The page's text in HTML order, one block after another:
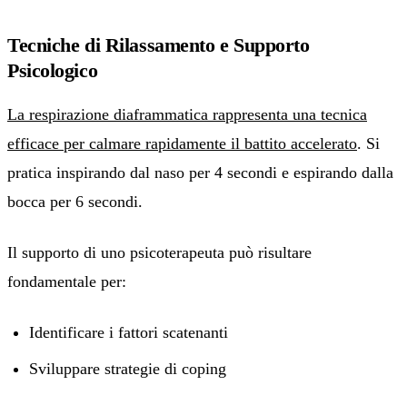
Tecniche di Rilassamento e Supporto
Psicologico
La respirazione diaframmatica rappresenta una tecnica
efficace per calmare rapidamente il battito accelerato. Si
pratica inspirando dal naso per 4 secondi e espirando dalla
bocca per 6 secondi.
Il supporto di uno psicoterapeuta può risultare
fondamentale per:
Identificare i fattori scatenanti
Sviluppare strategie di coping